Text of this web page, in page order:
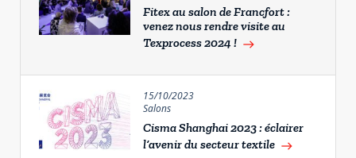
Fitex au salon de Francfort :
venez nous rendre visite au
Texprocess 2024 ! east
15/10/2023
Salons
Cisma Shanghai 2023 : éclairer
l’avenir du secteur textile east